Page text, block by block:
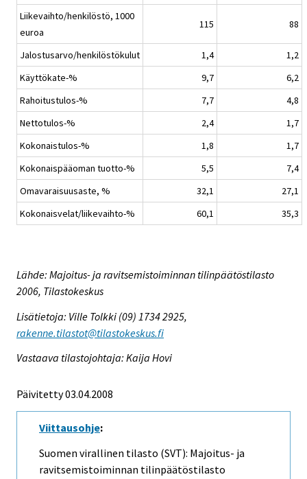
Liikevaihto/henkilöstö, 1000
euroa
115 88
Jalostusarvo/henkilöstökulut 1,4
1,2
Käyttökate-%
9,7
6,2
Rahoitustulos-%
7,7
4,8
Nettotulos-%
2,4
1,7
Kokonaistulos-%
1,8
1,7
Kokonaispääoman tuotto-%
5,5
7,4
Omavaraisuusaste, %
32,1
27,1
Kokonaisvelat/liikevaihto-%
60,1 35,3
Lähde: Majoitus- ja ravitsemistoiminnan tilinpäätöstilasto
2006, Tilastokeskus
Lisätietoja: Ville Tolkki (09) 1734 2925,
rakenne.tilastot@tilastokeskus.fi
Vastaava tilastojohtaja: Kaija Hovi
Päivitetty 03.04.2008
Viittausohje:
Suomen virallinen tilasto (SVT): Majoitus- ja
ravitsemistoiminnan tilinpäätöstilasto